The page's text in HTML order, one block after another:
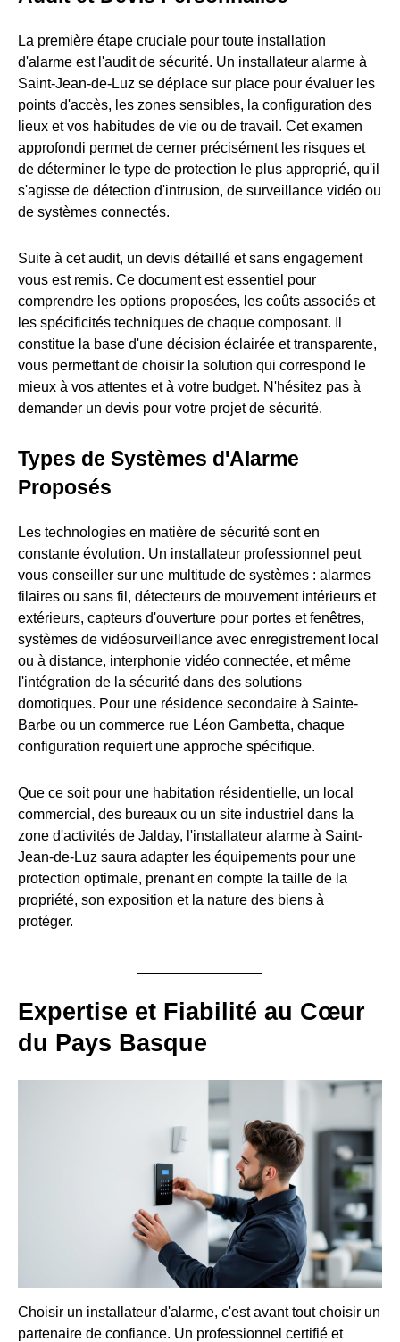
La première étape cruciale pour toute installation
d'alarme est l'audit de sécurité. Un installateur alarme à
Saint-Jean-de-Luz se déplace sur place pour évaluer les
points d'accès, les zones sensibles, la configuration des
lieux et vos habitudes de vie ou de travail. Cet examen
approfondi permet de cerner précisément les risques et
de déterminer le type de protection le plus approprié, qu'il
s'agisse de détection d'intrusion, de surveillance vidéo ou
de systèmes connectés.
Suite à cet audit, un devis détaillé et sans engagement
vous est remis. Ce document est essentiel pour
comprendre les options proposées, les coûts associés et
les spécificités techniques de chaque composant. Il
constitue la base d'une décision éclairée et transparente,
vous permettant de choisir la solution qui correspond le
mieux à vos attentes et à votre budget. N'hésitez pas à
demander un devis pour votre projet de sécurité.
Types de Systèmes d'Alarme
Proposés
Les technologies en matière de sécurité sont en
constante évolution. Un installateur professionnel peut
vous conseiller sur une multitude de systèmes : alarmes
filaires ou sans fil, détecteurs de mouvement intérieurs et
extérieurs, capteurs d'ouverture pour portes et fenêtres,
systèmes de vidéosurveillance avec enregistrement local
ou à distance, interphonie vidéo connectée, et même
l'intégration de la sécurité dans des solutions
domotiques. Pour une résidence secondaire à Sainte-
Barbe ou un commerce rue Léon Gambetta, chaque
configuration requiert une approche spécifique.
Que ce soit pour une habitation résidentielle, un local
commercial, des bureaux ou un site industriel dans la
zone d'activités de Jalday, l'installateur alarme à Saint-
Jean-de-Luz saura adapter les équipements pour une
protection optimale, prenant en compte la taille de la
propriété, son exposition et la nature des biens à
protéger.
Expertise et Fiabilité au Cœur
du Pays Basque
Choisir un installateur d'alarme, c'est avant tout choisir un
partenaire de confiance. Un professionnel certifié et